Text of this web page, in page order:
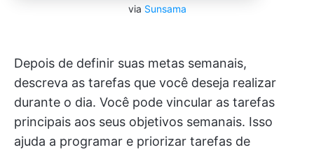
via Sunsama
Depois de definir suas metas semanais,
descreva as tarefas que você deseja realizar
durante o dia. Você pode vincular as tarefas
principais aos seus objetivos semanais. Isso
ajuda a programar e priorizar tarefas de